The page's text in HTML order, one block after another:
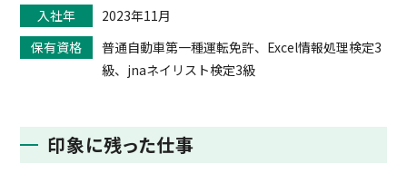
入社年
2023年11月
保有資格
普通自動車第一種運転免許、Excel情報処理検定3
級、jnaネイリスト検定3級
印象に残った仕事